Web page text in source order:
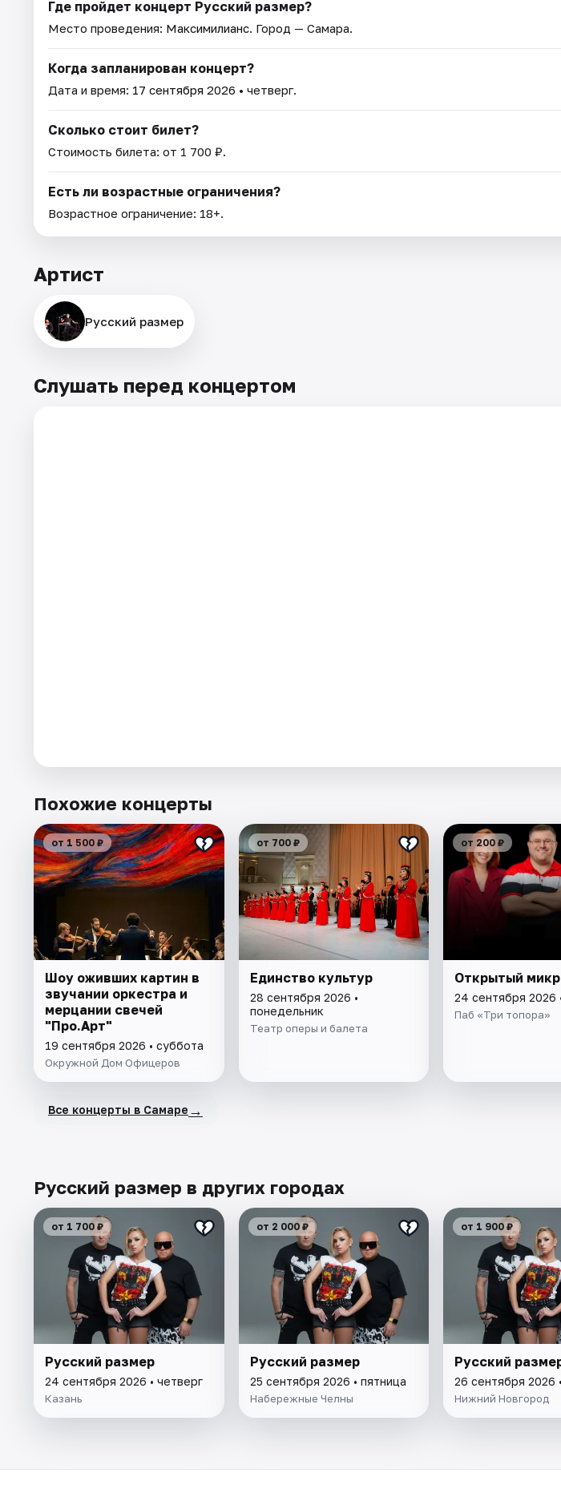
Где пройдет концерт Русский размер?
Место проведения: Максимилианс. Город — Самара.
Когда запланирован концерт?
Дата и время: 17 сентября 2026 • четверг.
Сколько стоит билет?
Стоимость билета: от 1 700 ₽.
Есть ли возрастные ограничения?
Возрастное ограничение: 18+.
Артист
Русский размер
Слушать перед концертом
Похожие концерты
от 1 500 ₽
Шоу оживших картин в
звучании оркестра и
мерцании свечей
"Про.Арт"
19 сентября 2026 • суббота
Окружной Дом Офицеров
от 700 ₽
Единство культур
28 сентября 2026 •
понедельник
Театр оперы и балета
от 200 ₽
Открытый
24 сентября 2026
Паб «Три топора»
Все концерты в Самаре →
Русский размер в других городах
от 1 700 ₽
Русский размер
24 сентября 2026 • четверг
Казань
от 2 000 ₽
Русский размер
25 сентября 2026 • пятница
Набережные Челны
от 1 900 ₽
Русский
26 сентября 2026
Нижний Новгород